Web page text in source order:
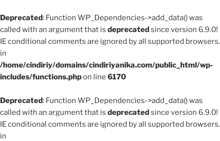
Deprecated: Function WP_Dependencies->add_data() was
called with an argument that is deprecatedsince version 6.9.0!
IE conditional comments are ignored by all supported browsers.
in
/home/cindiriy/domains/cindiriyanika.com/public_html/wp-
includes/functions.phpon line 6170
Deprecated: Function WP_Dependencies->add_data() was
called with an argument that is deprecatedsince version 6.9.0!
IE conditional comments are ignored by all supported browsers.
in